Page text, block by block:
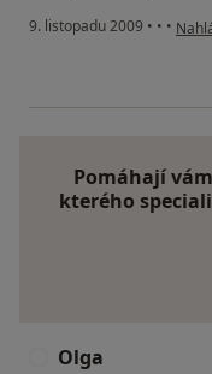
9. listopadu 2009 • • •
Pomáhají
kterého
Olga